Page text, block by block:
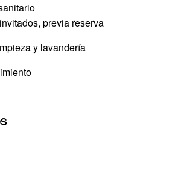
previa reserva
y lavandería